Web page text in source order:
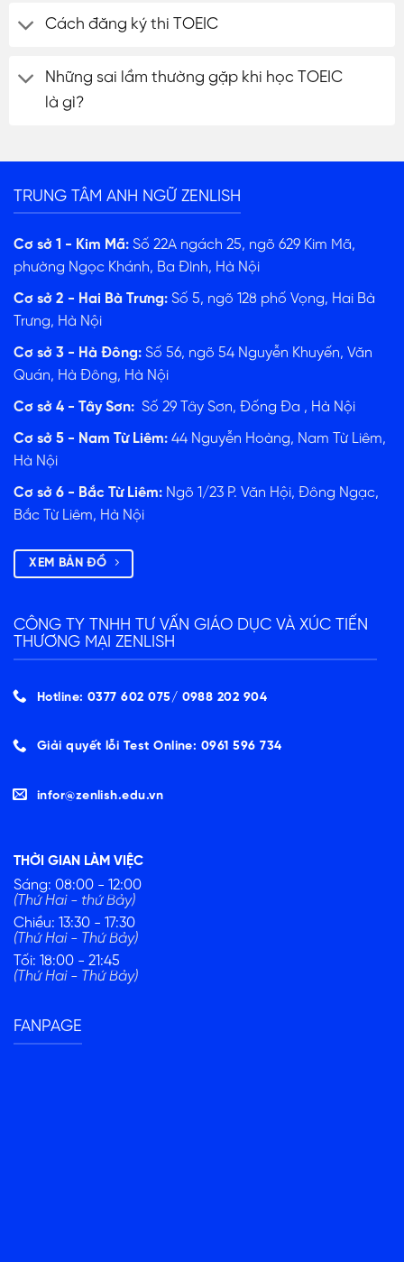
Cách đăng ký thi TOEIC
Những sai lầm thường gặp khi học TOEIC
là gì?
TRUNG TÂM ANH NGỮ ZENLISH
Cơ sở 1 - Kim Mã: Số 22A ngách 25, ngõ 629 Kim Mã,
phường Ngọc Khánh, Ba Đình, Hà Nội
Cơ sở 2 - Hai Bà Trưng: Số 5, ngõ 128 phố Vọng, Hai Bà
Trưng, Hà Nội
Cơ sở 3 - Hà Đông: Số 56, ngõ 54 Nguyễn Khuyến, Văn
Quán, Hà Đông, Hà Nội
Cơ sở 4 - Tây Sơn: Số 29 Tây Sơn, Đống Đa , Hà Nội
Cơ sở 5 - Nam Từ Liêm: 44 Nguyễn Hoàng, Nam Từ Liêm,
Hà Nội
Cơ sở 6 - Bắc Từ Liêm: Ngõ 1/23 P. Văn Hội, Đông Ngạc,
Bắc Từ Liêm, Hà Nội
XEM BẢN ĐỒ
CÔNG TY TNHH TƯ VẤN GIÁO DỤC VÀ XÚC TIẾN
THƯƠNG MẠI ZENLISH
Hotline: 0377 602 075/ ‭0988 202 904‬
Giải quyết lỗi Test Online: 0961 596 734
infor@zenlish.edu.vn
THỜI GIAN LÀM VIỆC
Sáng: 08:00 - 12:00
(Thứ Hai - thứ Bảy)
Chiều: 13:30 - 17:30
(Thứ Hai - Thứ Bảy)
Tối: 18:00 - 21:45
(Thứ Hai - Thứ Bảy)
FANPAGE